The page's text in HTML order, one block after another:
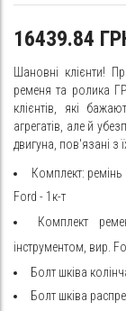
16439.84
Шановні клієнти!
ременя та ролика
клієнтів, які
агрегатів, але й
двигуна, пов'язані з
Комплект:
Ford - 1к-т
Комплект
інструментом, вир.
Болт шківа
Болт шківа